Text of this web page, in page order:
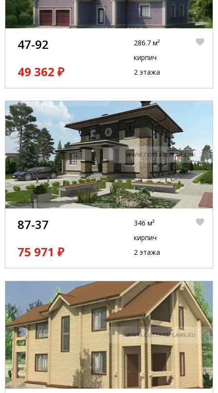
47-92
49 362 ₽
286.7 м²
кирпич
2 этажа
87-37
75 971 ₽
346 м²
кирпич
2 этажа